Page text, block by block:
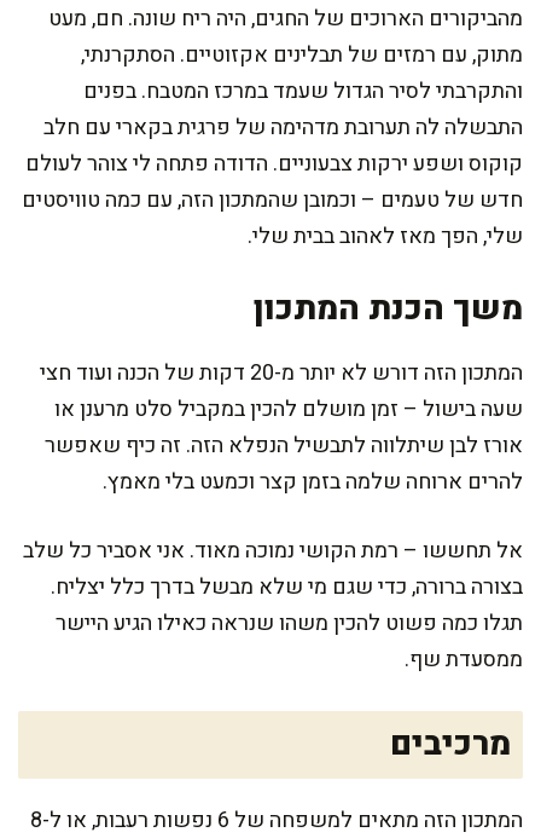
מהביקורים הארוכים של החגים, היה ריח שונה. חם, מעט
מתוק, עם רמזים של תבלינים אקזוטיים. הסתקרנתי,
והתקרבתי לסיר הגדול שעמד במרכז המטבח. בפנים
התבשלה לה תערובת מדהימה של פרגית בקארי עם חלב
קוקוס ושפע ירקות צבעוניים. הדודה פתחה לי צוהר לעולם
חדש של טעמים – וכמובן שהמתכון הזה, עם כמה טוויסטים
שלי, הפך מאז לאהוב בבית שלי.
משך הכנת המתכון
המתכון הזה דורש לא יותר מ-20 דקות של הכנה ועוד חצי
שעה בישול – זמן מושלם להכין במקביל סלט מרענן או
אורז לבן שיתלווה לתבשיל הנפלא הזה. זה כיף שאפשר
להרים ארוחה שלמה בזמן קצר וכמעט בלי מאמץ.
אל תחששו – רמת הקושי נמוכה מאוד. אני אסביר כל שלב
בצורה ברורה, כדי שגם מי שלא מבשל בדרך כלל יצליח.
תגלו כמה פשוט להכין משהו שנראה כאילו הגיע היישר
ממסעדת שף.
מרכיבים
המתכון הזה מתאים למשפחה של 6 נפשות רעבות, או ל-8